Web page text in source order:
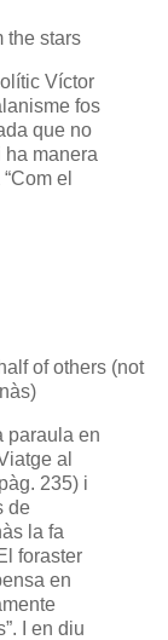
the stars
Víctor
fos
que no
manera
el
of others (not
paraula en
al
235) i
de
la fa
foraster
en
I en diu